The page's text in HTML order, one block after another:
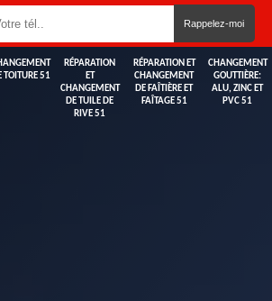
TOITURE 51
RÉPARATION
ET
CHANGEMENT
DE TUILE DE
RIVE 51
RÉPARATION ET
CHANGEMENT
DE FAÎTIÈRE ET
FAÎTAGE 51
CHANGEMENT
GOUTTIÈRE:
ALU, ZINC ET
PVC 51